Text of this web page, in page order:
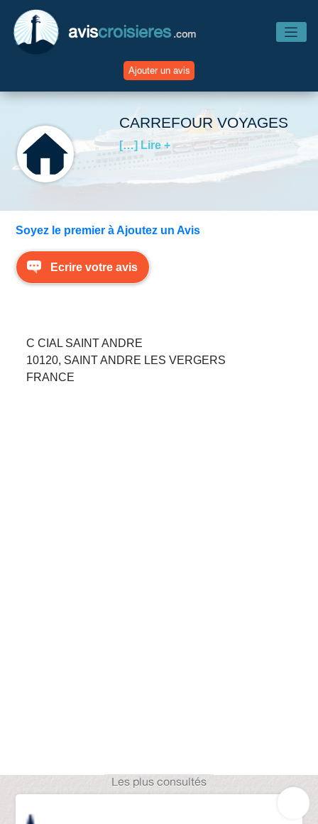
aviscroisieres .com
Ajouter un avis
Accueil
Avis Compagnies
Avis Escales
Blog
CARREFOUR VOYAGES
[…] Lire +
Soyez le premier à Ajoutez un Avis
Ecrire votre avis
C CIAL SAINT ANDRE
10120, SAINT ANDRE LES VERGERS
FRANCE
Les plus consultés